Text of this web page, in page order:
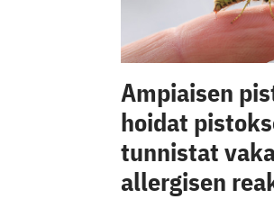
Ampiaisen
hoidat
tunnistat
allergisen